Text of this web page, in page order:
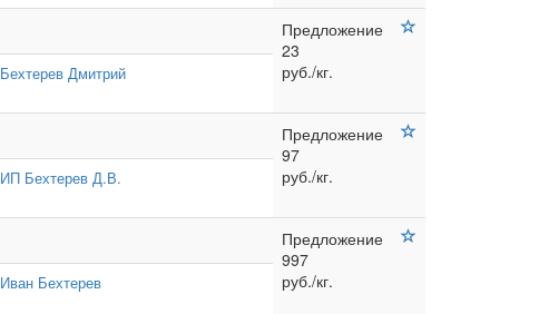
Предложение
23
руб./кг.
Бехтерев Дмитрий
Предложение
97
руб./кг.
ИП Бехтерев Д.В.
Предложение
997
руб./кг.
Иван Бехтерев